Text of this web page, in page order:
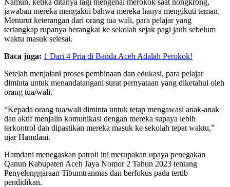
jawaban mereka mengakui bahwa mereka hanya mengikuti teman.
Menurut keterangan dari orang tua wali, para pelajar yang
tertangkap rupanya berangkat ke sekolah sejak pagi jauh sebelum
waktu masuk selesai.
Baca juga: 1 Dari 4 Pria di Banda Aceh Adalah Perokok!
Setelah menjalani proses pembinaan dan edukasi, para pelajar
diminta untuk menandatangani surat pernyataan yang diketahui oleh
orang tua/wali.
“Kepada orang tua/wali diminta untuk tetap mengawasi anak-anak
dan aktif menjalin komunikasi dengan mereka supaya lebih
terkontrol dan dipastikan mereka masuk ke sekolah tepat waktu,”
ujar Hamdani.
Hamdani menegaskan patroli ini merupakan upaya penegakan
Qanun Kabupaten Aceh Jaya Nomor 2 Tahun 2023 tentang
Penyelenggaraan Tibumtranmas dan berfokus pada tertib
pendidikan.